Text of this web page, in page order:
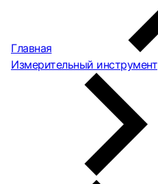
Главная
Измерительный инструмент